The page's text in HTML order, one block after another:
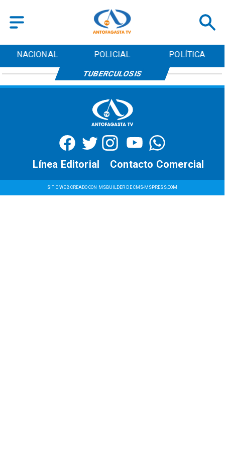
NACIONAL POLICIAL POLÍTICA
TUBERCULOSIS
SITIO WEB CREADO CON MSBUILDER DE CMS-MSPRESS.COM
Contacto Comercial
Línea Editorial